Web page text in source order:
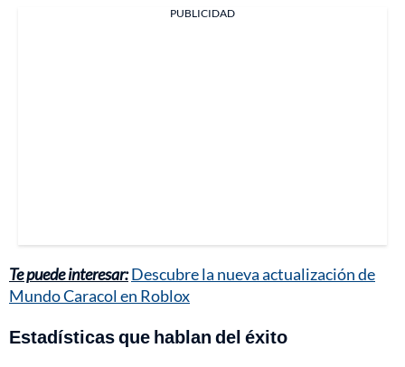
PUBLICIDAD
Te puede interesar:Descubre la nueva actualización de
Mundo Caracol en Roblox
Estadísticas que hablan del éxito